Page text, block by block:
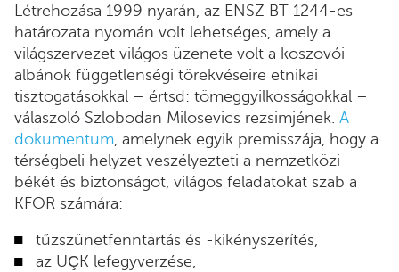
Létrehozása 1999 nyarán, az ENSZ BT 1244-es
határozata nyomán volt lehetséges, amely a
világszervezet világos üzenete volt a koszovói
albánok függetlenségi törekvéseire etnikai
tisztogatásokkal – értsd: tömeggyilkosságokkal –
válaszoló Szlobodan Milosevics rezsimjének. A
dokumentum , amelynek egyik premisszája, hogy a
térségbeli helyzet veszélyezteti a nemzetközi
békét és biztonságot, világos feladatokat szab a
KFOR számára:
tűzszünetfenntartás és -kikényszerítés,
az UÇK lefegyverzése,